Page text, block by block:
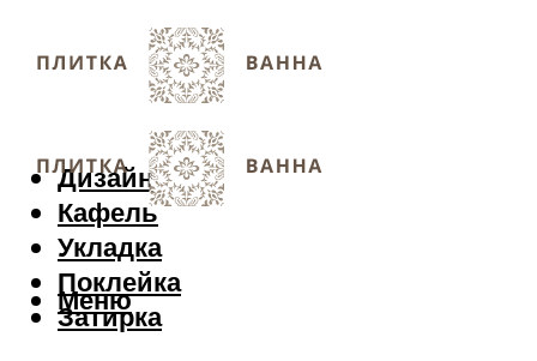
Дизайн
Кафель
Укладка
Поклейка
Затирка
Меню